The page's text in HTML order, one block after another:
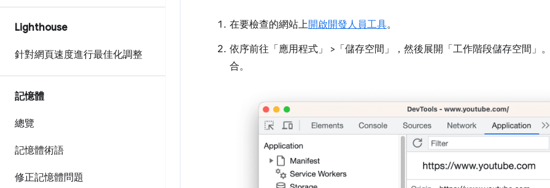
Lighthouse
針對網頁速度進行最佳化調整
記憶體
總覽
記憶體術語
修正記憶體問題
在要檢查的網站上開啟開發人員工具。
依序前往「應用程式」
>「儲存空間」 ，然後展開「工作階段儲存空間」
合。